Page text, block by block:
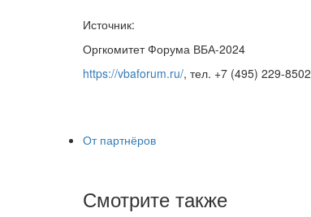
Источник:
Оргкомитет Форума ВБА-2024
https://vbaforum.ru/, тел. +7 (495) 229-8502
От партнёров
Смотрите также